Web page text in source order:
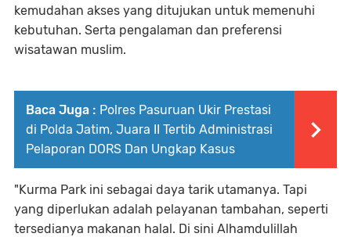
kemudahan akses yang ditujukan untuk memenuhi
kebutuhan. Serta pengalaman dan preferensi
wisatawan muslim.
Baca Juga : Polres Pasuruan Ukir Prestasi
di Polda Jatim, Juara II Tertib Administrasi
Pelaporan DORS Dan Ungkap Kasus
"Kurma Park ini sebagai daya tarik utamanya. Tapi
yang diperlukan adalah pelayanan tambahan, seperti
tersedianya makanan halal. Di sini Alhamdulillah